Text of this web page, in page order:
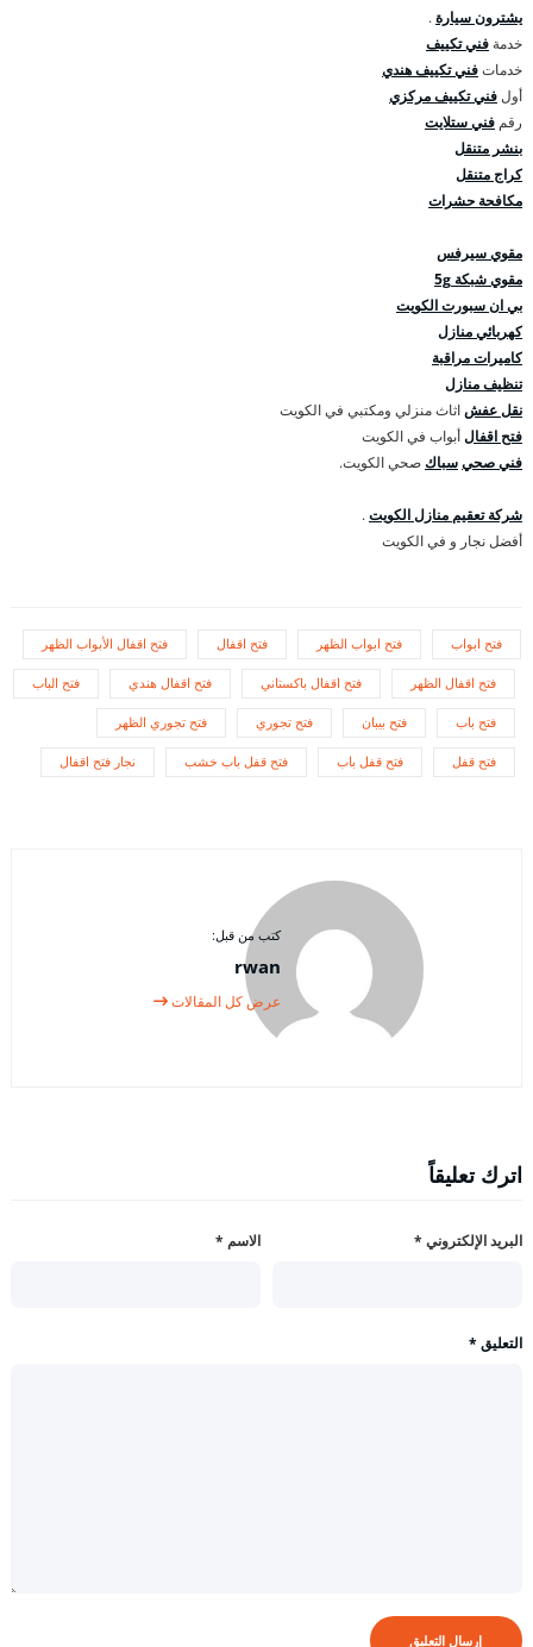
يشترون سيارة.
خدمة فني تكييف
خدماتفني تكييف هندي
أولفني تكييف مركزي
رقم فني ستلايت
بنشر متنقل
كراج متنقل
مكافحة حشرات
مقوي سيرفس
مقوي شبكة 5g
بي ان سبورت الكويت
كهربائي منازل
كاميرات مراقبة
تنظيف منازل
نقل عفشاثاث منزلي ومكتبي في الكويت
فتح اقفالأبواب في الكويت
فني صحيسباك صحي الكويت.
شركة تعقيم منازل الكويت.
أفضل نجار و في الكويت
فتح ابواب فتح ابواب الظهر فتح اقفال فتح اقفال الأبواب الظهر
فتح اقفال الظهر فتح اقفال باكستاني فتح اقفال هندي فتح الباب
فتح باب فتح بيبان فتح تجوري فتح تجوري الظهر
فتح قفل فتح قفل باب فتح قفل باب خشب نجار فتح اقفال
كتب من قبل:
rwan
عرض كل المقالات
اترك تعليقاً
الاسم * البريد الإلكتروني *
التعليق *